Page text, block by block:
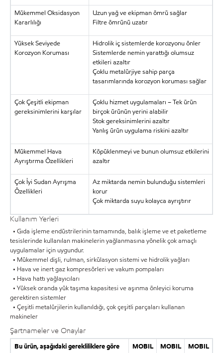
Mükemmel Oksidasyon
Kararlılığı
Uzun yağ ve ekipman ömrü sağlar
Filtre ömrünü uzatır
Yüksek Seviyede
Korozyon Koruması
Hidrolik iç sistemlerde korozyonu önler
Sistemlerde nemin yarattığı olumsuz
etkileri azaltır
Çoklu metalürjiye sahip parça
tasarımlarında korozyon koruması sağlar
Çok Çeşitli ekipman
gereksinimlerini karşılar
Çoklu hizmet uygulamaları – Tek ürün
birçok ürünün yerini alabilir
Stok gereksinimlerini azaltır
Yanlış ürün uygulama riskini azaltır
Mükemmel Hava
Ayrıştırma Özellikleri
Köpüklenmeyi ve bunun olumsuz etkilerini
azaltır
Çok İyi Sudan Ayrışma
Özellikleri
Az miktarda nemin bulunduğu sistemleri
korur
Çok miktarda suyu kolayca ayrıştırır
Kullanım Yerleri
• Gıda işleme endüstrilerinin tamamında, balık işleme ve et paketleme
tesislerinde kullanılan makinelerin yağlanmasına yönelik çok amaçlı
uygulamalar için uygundur.
• Mükemmel dişli, rulman, sirkülasyon sistemi ve hidrolik yağları
• Hava ve inert gaz kompresörleri ve vakum pompaları
• Hava hattı yağlayıcıları
• Yüksek oranda yük taşıma kapasitesi ve aşınma önleyici koruma
gerektiren sistemler
• Çeşitli metalürjilerin kullanıldığı, çok çeşitli parçaları kullanan
makineler
Şartnameler ve Onaylar
Bu ürün, aşağıdaki gerekliliklere göre
MOBIL
MOBIL
MOBIL